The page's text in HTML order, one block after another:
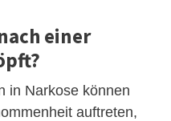
einer
in Narkose können
auftreten,